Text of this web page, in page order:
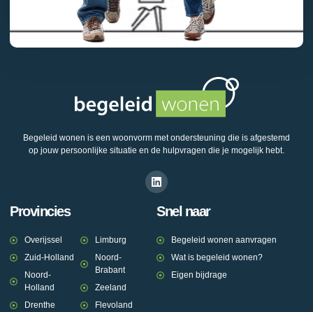
Begeleid wonen is een woonvorm met ondersteuning die is afgestemd
op jouw persoonlijke situatie en de hulpvragen die je mogelijk hebt.
Provincies
Overijssel
Zuid-Holland
Noord-
Holland
Drenthe
Limburg
Noord-
Brabant
Zeeland
Flevoland
Snel naar
Begeleid wonen aanvragen
Wat is begeleid wonen?
Eigen bijdrage